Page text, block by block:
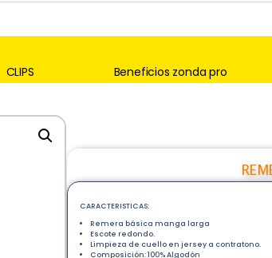
CLIPS Beneficios zonda pro
CARACTERISTICAS:
Remera básica manga larga
Escote redondo.
Limpieza de cuello en jersey a contratono.
Composición: 100% Algodón